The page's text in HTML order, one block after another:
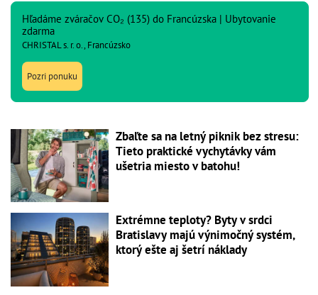
Hľadáme zváračov CO₂ (135) do Francúzska | Ubytovanie
zdarma
CHRISTAL s. r. o., Francúzsko
Pozri ponuku
Zbaľte sa na letný piknik bez stresu:
Tieto praktické vychytávky vám
ušetria miesto v batohu!
Extrémne teploty? Byty v srdci
Bratislavy majú výnimočný systém,
ktorý ešte aj šetrí náklady